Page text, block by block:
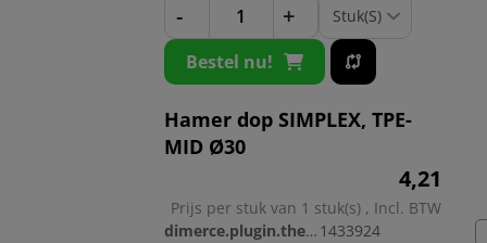
- +
Bestel nu!
Hamer dop SIMPLEX, TPE-
MID Ø30
4,21
Prijs per stuk van 1 stuk(s) , Incl. BTW
dimerce.plugin.theme.productnr: 1433924